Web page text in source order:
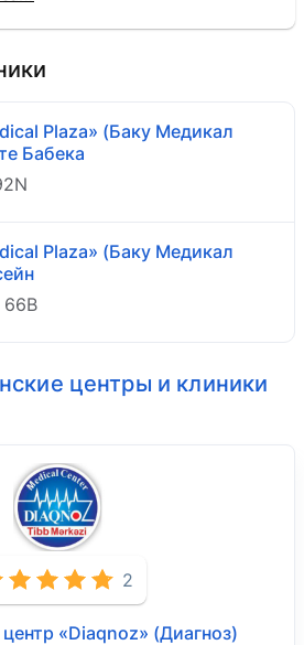
Plaza» (Баку Медикал
Бабека
Plaza» (Баку Медикал
66B
центры и клиники
2
«Diaqnoz» (Диагноз)